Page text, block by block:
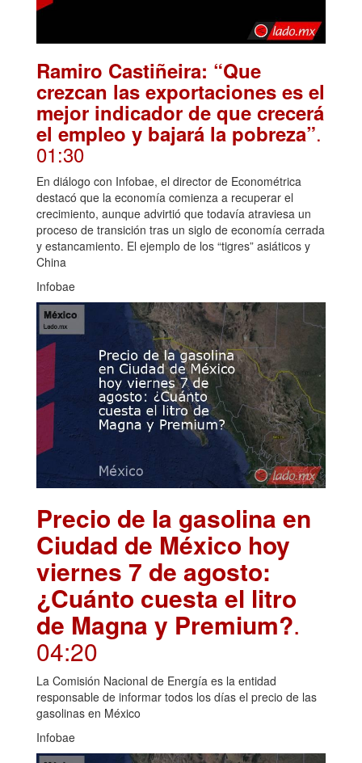
Ramiro Castiñeira: “Que
crezcan las exportaciones es el
mejor indicador de que crecerá
el empleo y bajará la pobreza”.
01:30
En diálogo con Infobae, el director de Econométrica
destacó que la economía comienza a recuperar el
crecimiento, aunque advirtió que todavía atraviesa un
proceso de transición tras un siglo de economía cerrada
y estancamiento. El ejemplo de los “tigres” asiáticos y
China
Infobae
Precio de la gasolina en
Ciudad de México hoy
viernes 7 de agosto:
¿Cuánto cuesta el litro
de Magna y Premium?.
04:20
La Comisión Nacional de Energía es la entidad
responsable de informar todos los días el precio de las
gasolinas en México
Infobae